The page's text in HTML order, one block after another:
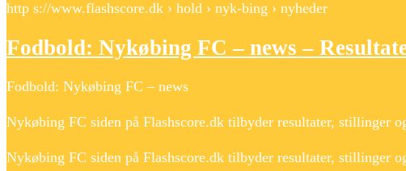
http s://www.flashscore.dk › hold › nyk-bing › nyheder
Fodbold: Nykøbing FC – news –
Fodbold: Nykøbing FC – news
Nykøbing FC siden på Flashscore.dk tilbyder resultater, stillinger
Nykøbing FC siden på Flashscore.dk tilbyder resultater, stillinger